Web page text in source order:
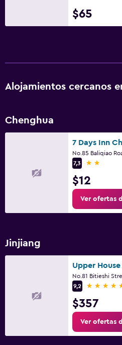
$65
Alojamientos cercanos
Chenghua
7,3
2 estrellas
$12
Ver ofertas
Jinjiang
Upper
No.81 Bitieshi
9,2
5 estrellas
$357
Ver ofertas